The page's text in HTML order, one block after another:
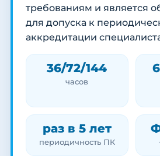
требованиям и является
для допуска к
аккредитации
36/72/144
часов
раз в 5 лет
периодичность ПК